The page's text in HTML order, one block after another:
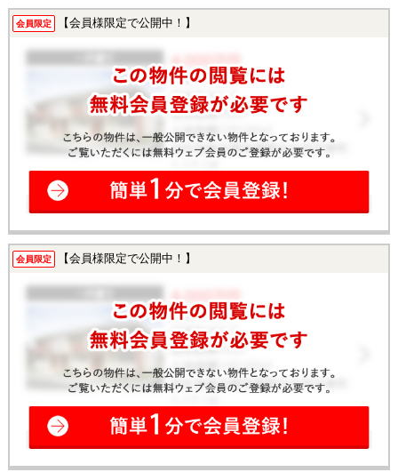
会員限定 【会員様限定で公開中！】
会員限定 【会員様限定で公開中！】